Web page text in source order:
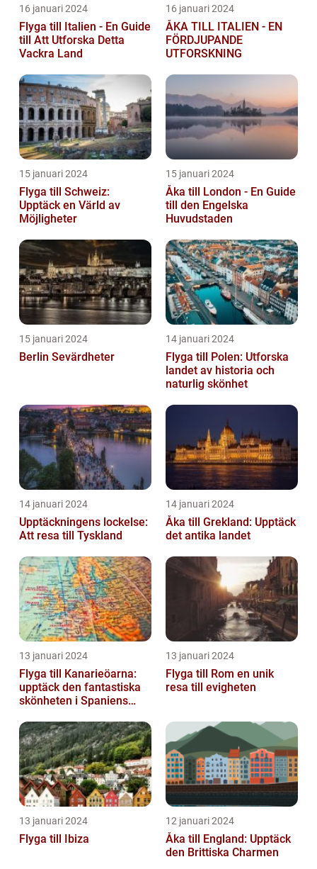
16 januari 2024
Flyga till Italien - En Guide
till Att Utforska Detta
Vackra Land
16 januari 2024
ÅKA TILL ITALIEN - EN
FÖRDJUPANDE
UTFORSKNING
15 januari 2024
Flyga till Schweiz:
Upptäck en Värld av
Möjligheter
15 januari 2024
Åka till London - En Guide
till den Engelska
Huvudstaden
15 januari 2024
Berlin Sevärdheter
14 januari 2024
Flyga till Polen: Utforska
landet av historia och
naturlig skönhet
14 januari 2024
Upptäckningens lockelse:
Att resa till Tyskland
14 januari 2024
Åka till Grekland: Upptäck
det antika landet
13 januari 2024
Flyga till Kanarieöarna:
upptäck den fantastiska
skönheten i Spaniens
13 januari 2024
Flyga till Rom en unik
resa till evigheten
13 januari 2024
Flyga till Ibiza
12 januari 2024
Åka till England: Upptäck
den Brittiska Charmen